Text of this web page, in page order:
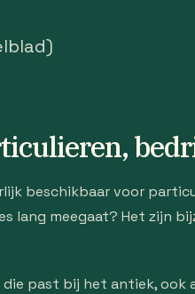
beschikbaar voor
lang meegaat? Het zijn
past bij het antiek, ook